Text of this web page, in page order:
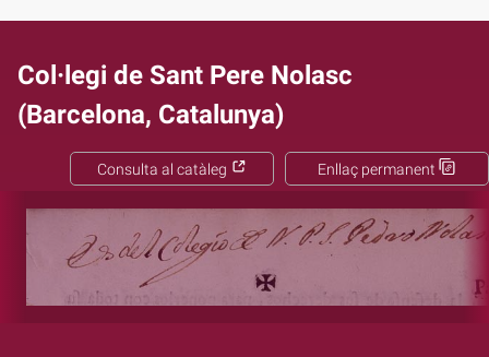
Col·legi de Sant Pere Nolasc
(Barcelona, Catalunya)
Enllaç permanent
Consulta al catàleg